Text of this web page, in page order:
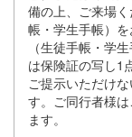
備の上、ご来場
帳・学生手帳）
（生徒手帳・学
は保険証の写し1
ご提示いただけ
す。ご同行者様
ます。